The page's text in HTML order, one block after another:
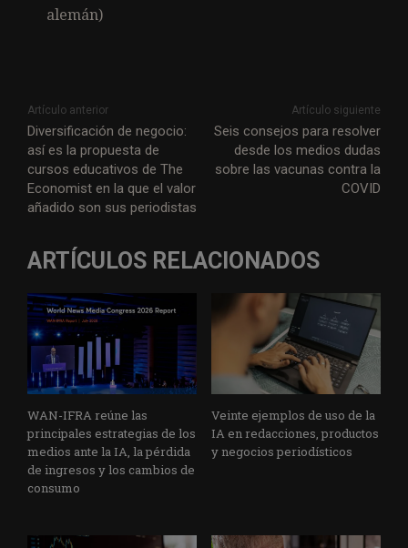
alemán)
Artículo anterior
Diversificación de negocio:
así es la propuesta de
cursos educativos de The
Economist en la que el valor
añadido son sus periodistas
Artículo siguiente
Seis consejos para resolver
desde los medios dudas
sobre las vacunas contra la
COVID
ARTÍCULOS RELACIONADOS
WAN-IFRA reúne las
principales estrategias de los
medios ante la IA, la pérdida
de ingresos y los cambios de
consumo
Veinte ejemplos de uso de la
IA en redacciones, productos
y negocios periodísticos